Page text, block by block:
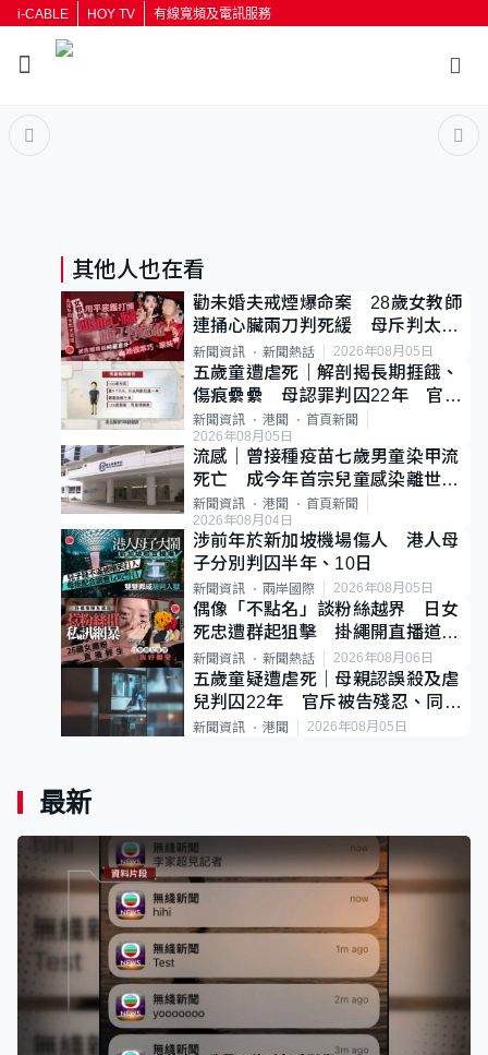
i-CABLE HOY TV 有線寬頻及電訊服務
其他人也在看
勸未婚夫戒煙爆命案 28歲女教師
連捅心臟兩刀判死緩 母斥判太重
已上訴
新聞資訊 新聞熱話 2026年08月05日
五歲童遭虐死｜解剖揭長期捱餓、
傷痕纍纍 母認罪判囚22年 官斥
冷血：同類案最惡劣
新聞資訊 港聞
首頁新聞
2026年08月05日
流感｜曾接種疫苗七歲男童染甲流
死亡 成今年首宗兒童感染離世個
案
新聞資訊 港聞
首頁新聞
2026年08月04日
涉前年於新加坡機場傷人 港人母
子分別判囚半年、10日
新聞資訊 兩岸國際 2026年08月05日
偶像「不點名」談粉絲越界 日女
死忠遭群起狙擊 掛繩開直播道歉
後輕生
新聞資訊 新聞熱話 2026年08月06日
五歲童疑遭虐死｜母親認誤殺及虐
兒判囚22年 官斥被告殘忍、同類
案最惡劣
新聞資訊 港聞 2026年08月05日
最新